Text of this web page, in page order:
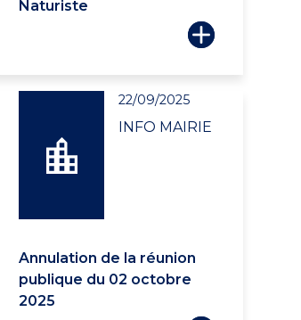
Naturiste
22/09/2025
INFO MAIRIE
Annulation de la réunion
publique du 02 octobre
2025